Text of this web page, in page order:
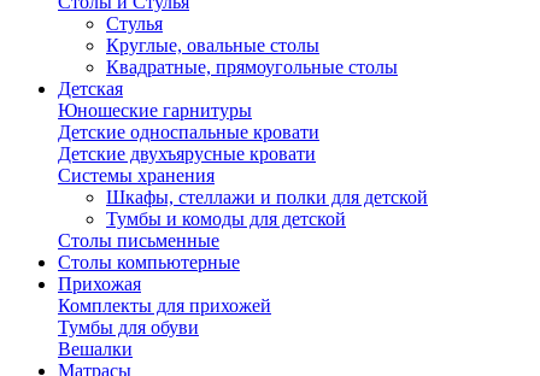
Стулья
Круглые, овальные столы
Квадратные, прямоугольные столы
Детская
Юношеские гарнитуры
Детские односпальные кровати
Детские двухъярусные кровати
Системы хранения
Шкафы, стеллажи и полки для детской
Тумбы и комоды для детской
Столы письменные
Столы компьютерные
Прихожая
Комплекты для прихожей
Тумбы для обуви
Вешалки
Матрасы